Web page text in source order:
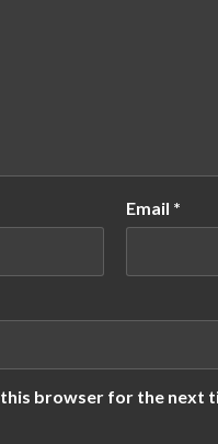
Email *
browser for the next